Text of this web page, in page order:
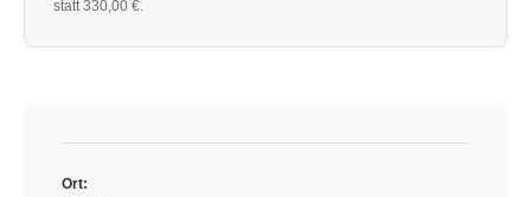
statt 330,00 €.
Ort: